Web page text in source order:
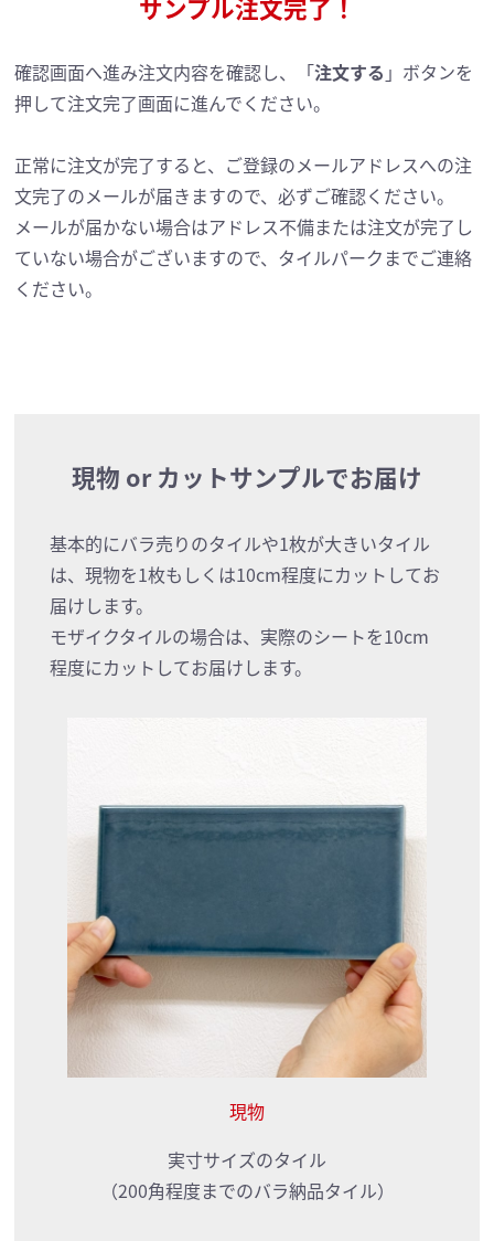
サンプル注文完了！
確認画面へ進み注文内容を確認し、「注文する 」ボタンを
押して注文完了画面に進んでください。
正常に注文が完了すると、ご登録のメールアドレスへの注
文完了のメールが届きますので、必ずご確認ください。
メールが届かない場合はアドレス不備または注文が完了し
ていない場合がございますので、タイルパークまでご連絡
ください。
現物 or カットサンプルでお届け
基本的にバラ売りのタイルや1枚が大きいタイル
は、現物を1枚もしくは10cm程度にカットしてお
届けします。
モザイクタイルの場合は、実際のシートを10cm
程度にカットしてお届けします。
現物
実寸サイズのタイル
（200角程度までのバラ納品タイル）